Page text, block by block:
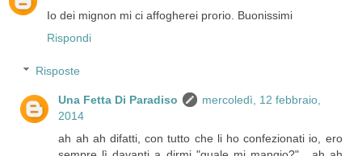
Io dei mignon mi ci affogherei prorio. Buonissimi
Rispondi
Risposte
Una Fetta Di Paradiso
mercoledì, 12 febbraio,
2014
ah ah ah difatti, con tutto che li ho confezionati io, ero